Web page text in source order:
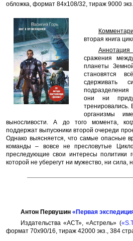
обложка, формат 84x108/32, тираж 9000
вторая книга
Аннотация
сражения
планеты
становятся
сдерживать
они ни
организмы
выносливости. А до того момента,
поддержат выпускники второй очереди
Однако выясняется, что самые опасные
команды – вовсе не пресловутые
преследующие свои интересы политики
которой не уберегут ни мужество, ни сила,
Антон Первушин «Первая
Издательства «АСТ», «Астрель» (
формат 70x90/16, тираж 42000 экз., 384